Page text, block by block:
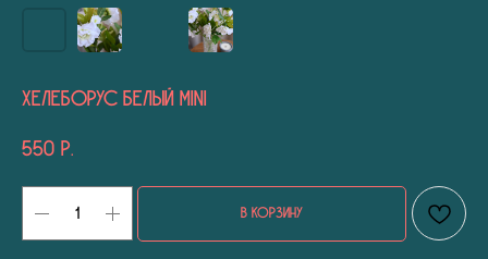
Хелеборус белый mini
550 р.
В КОРЗИНУ